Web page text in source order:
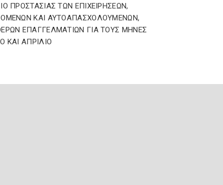
ΠΡΟΣΤΑΣΙΑΣ ΤΩΝ ΕΠΙΧΕΙΡΗΣΕΩΝ,
ΚΑΙ ΑΥΤΟΑΠΑΣΧΟΛΟΥΜΕΝΩΝ,
ΕΠΑΓΓΕΛΜΑΤΙΩΝ ΓΙΑ ΤΟΥΣ ΜΗΝΕΣ
ΚΑΙ ΑΠΡΙΛΙΟ